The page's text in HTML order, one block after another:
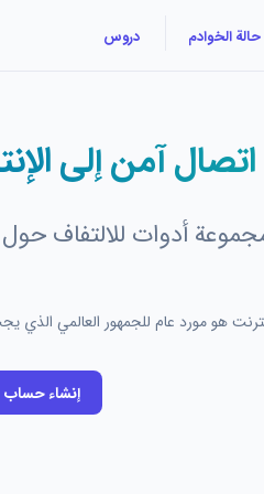
حالة الخوادم دروس
اتصال آمن إلى
أدوات للالتفاف حول
هو مورد عام للجمهور العالمي الذي
إنشاء حساب